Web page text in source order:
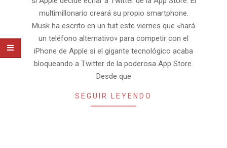
multimillonario creará su propio smartphone.
Musk ha escrito en un tuit este viernes que «hará
un teléfono alternativo» para competir con el
iPhone de Apple si el gigante tecnológico acaba
bloqueando a Twitter de la poderosa App Store.
Desde que
SEGUIR LEYENDO